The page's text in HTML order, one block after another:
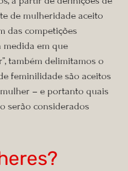
de mulheridade aceito
das competições
medida em que
também delimitamos o
feminilidade são aceitos
– e portanto quais
serão considerados